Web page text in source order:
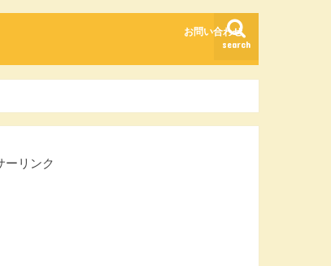
search
お問い合わせ
ーリンク